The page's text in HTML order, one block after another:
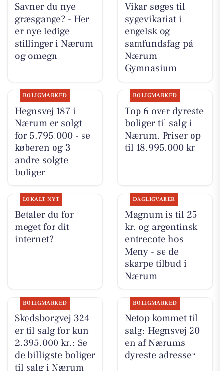
Savner du nye
græsgange? - Her
er nye ledige
stillinger i Nærum
og omegn
Vikar søges til
sygevikariat i
engelsk og
samfundsfag på
Nærum
Gymnasium
BOLIGMARKED
Hegnsvej 187 i
Nærum er solgt
for 5.795.000 - se
køberen og 3
andre solgte
boliger
BOLIGMARKED
Top 6 over dyreste
boliger til salg i
Nærum. Priser op
til 18.995.000 kr
LOKALT NYT
Betaler du for
meget for dit
internet?
DAGLIGVARER
Magnum is til 25
kr. og argentinsk
entrecote hos
Meny - se de
skarpe tilbud i
Nærum
BOLIGMARKED
Skodsborgvej 324
er til salg for kun
2.395.000 kr.: Se
de billigste boliger
til salg i Nærum
BOLIGMARKED
Netop kommet til
salg: Hegnsvej 20
en af Nærums
dyreste adresser